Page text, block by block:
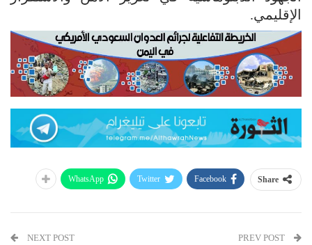
الإقليمي.
Share
Facebook
Twitter
WhatsApp
NEXT POST